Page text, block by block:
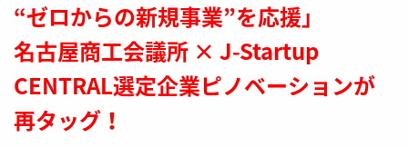
“ゼロからの新規事業”を応援」
名古屋商工会議所 × J-Startup
CENTRAL選定企業ピノベーションが
再タッグ！